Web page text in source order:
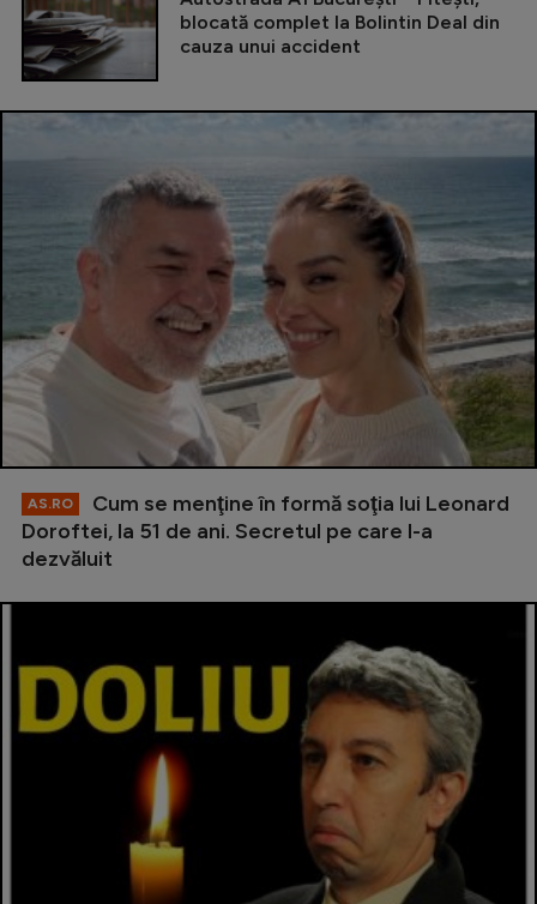
blocată complet la Bolintin Deal din
cauza unui accident
AS.RO
Cum se menţine în formă soţia lui Leonard
Doroftei, la 51 de ani. Secretul pe care l-a
dezvăluit